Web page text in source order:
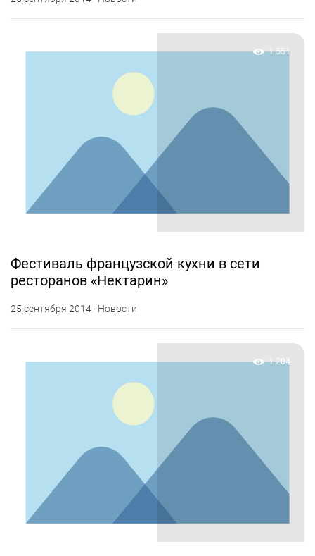
1 551
Фестиваль французской кухни в сети
ресторанов «Нектарин»
25 сентября 2014 · Новости
1 204